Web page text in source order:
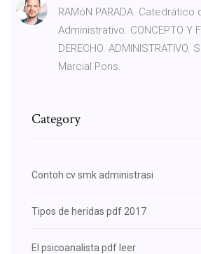
RAMóN PARADA. Catedrático
Administrativo. CONCEPTO Y
DERECHO.
Marcial Pons.
Category
Contoh cv smk administrasi
Tipos de heridas pdf 2017
El psicoanalista pdf leer